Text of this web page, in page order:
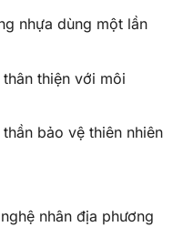
nhựa dùng một lần
thiện với môi
bảo vệ thiên nhiên
nhân địa phương